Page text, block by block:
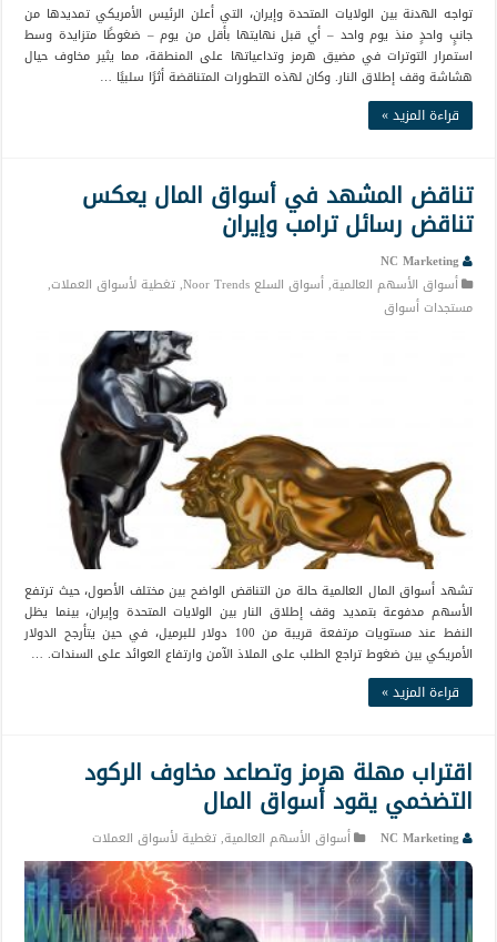
تواجه الهدنة بين الولايات المتحدة وإيران، التي أعلن الرئيس الأمريكي تمديدها من
جانبٍ واحدٍ منذ يوم واحد – أي قبل نهايتها بأقل من يوم – ضغوطًا متزايدة وسط
استمرار التوترات في مضيق هرمز وتداعياتها على المنطقة، مما يثير مخاوف حيال
هشاشة وقف إطلاق النار. وكان لهذه التطورات المتناقضة أثرًا سلبيًا …
قراءة المزيد »
تناقض المشهد في أسواق المال يعكس
تناقض رسائل ترامب وإيران
NC Marketing
أسواق الأسهم العالمية,أسواق السلع Noor Trends ,تغطية لأسواق العملات,
مستجدات أسواق
تشهد أسواق المال العالمية حالة من التناقض الواضح بين مختلف الأصول، حيث ترتفع
الأسهم مدفوعة بتمديد وقف إطلاق النار بين الولايات المتحدة وإيران، بينما يظل
النفط عند مستويات مرتفعة قريبة من 100 دولار للبرميل، في حين يتأرجح الدولار
الأمريكي بين ضغوط تراجع الطلب على الملاذ الآمن وارتفاع العوائد على السندات. …
قراءة المزيد »
اقتراب مهلة هرمز وتصاعد مخاوف الركود
التضخمي يقود أسواق المال
NC Marketing أسواق الأسهم العالمية,تغطية لأسواق العملات